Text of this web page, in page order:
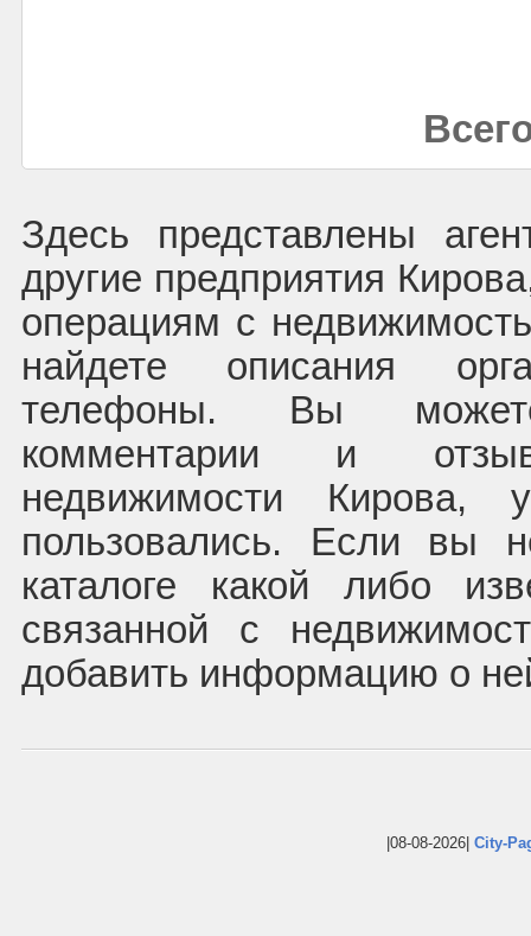
Здесь представлены
другие предприятия
операциям с
найдете описания
телефоны. Вы
комментарии и
недвижимости Кирова,
пользовались. Если вы
каталоге какой либо
связанной с
добавить информацию о
|08-08-2026| City-